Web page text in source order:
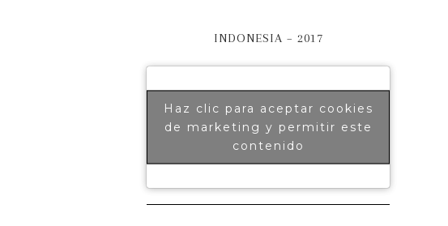
INDONESIA – 2017
Haz clic para aceptar cookies
de marketing y permitir este
contenido